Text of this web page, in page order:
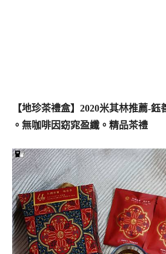
【地珍茶禮盒】2020米其林推薦-
。無咖啡因窈窕盈纖。精品茶禮